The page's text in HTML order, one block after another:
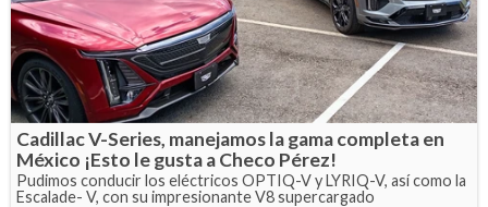
Cadillac V-Series, manejamos la gama completa en
México ¡Esto le gusta a Checo Pérez!
Pudimos conducir los eléctricos OPTIQ-V y LYRIQ-V, así como la
Escalade- V, con su impresionante V8 supercargado